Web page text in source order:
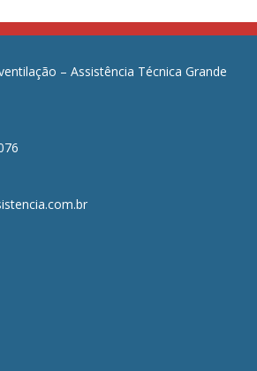
– Assistência Técnica Grande